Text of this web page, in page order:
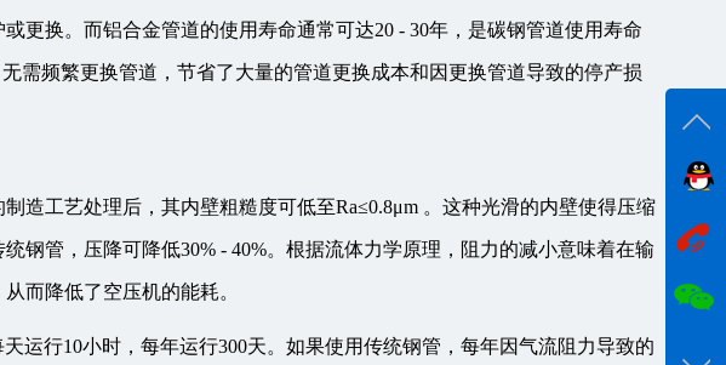
更换。而铝合金管道的使用寿命通常可达20 - 30年，是碳钢管道使用寿命
需频繁更换管道，节省了大量的管道更换成本和因更换管道导致的停产损
造工艺处理后，其内壁粗糙度可低至Ra≤0.8μm 。这种光滑的内壁使得压缩
钢管，压降可降低30% - 40%。根据流体力学原理，阻力的减小意味着在输
而降低了空压机的能耗。
运行10小时，每年运行300天。如果使用传统钢管，每年因气流阻力导致的
在线
咨